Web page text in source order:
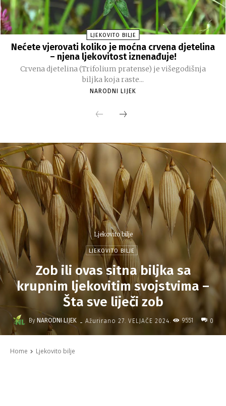
LJEKOVITO BILJE
Nećete vjerovati koliko je moćna crvena djetelina
– njena ljekovitost iznenađuje!
Crvena djetelina (Trifolium pratense) je višegodišnja
biljka koja raste...
NARODNI LIJEK